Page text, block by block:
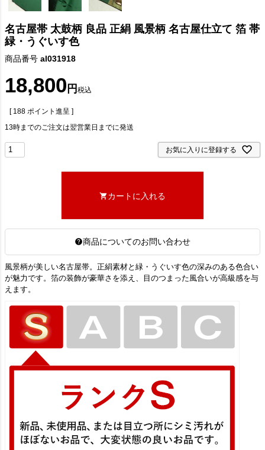
名古屋帯 太鼓柄 良品 正絹 風景柄 名古屋仕立て 箔 帯
緑・うぐいす色
商品番号 al031918
18,800 税込
[ 188 ポイント進呈 ]
13時までのご注文は翌営業日までに発送
お気に入りに登録する
カートに入れる
商品についてのお問い合わせ
風景柄が美しい名古屋帯。正絹素材と緑・うぐいす色の深みのある色合い
が魅力です。箔の装飾が豪華さを添え、目のつまった風合いが高級感を与
えます。